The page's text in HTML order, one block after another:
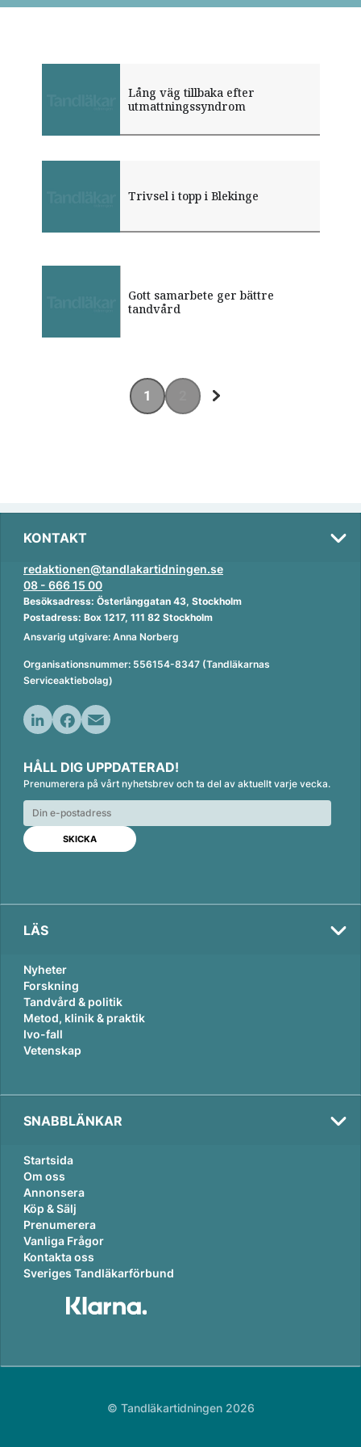
Lång väg tillbaka efter
utmattningssyndrom
Trivsel i topp i Blekinge
Så påverkas ditt arbete av hur
du sover
Buller mer stressande än farligt
Gott samarbete ger bättre
tandvård
1
KONTAKT
redaktionen@tandlakartidningen.se
08 - 666 15 00
Besöksadress: Österlånggatan 43, Stockholm
Postadress: Box 1217, 111 82 Stockholm
Ansvarig utgivare: Anna Norberg
Organisationsnummer: 556154-8347 (Tandläkarnas
Serviceaktiebolag)
n
k
e
d
n
c
e
b
o
o
k
a
i
l
HÅLL DIG UPPDATERAD!
Prenumerera på vårt nyhetsbrev och ta del av aktuellt varje vecka.
LÄS
Nyheter
Forskning
Tandvård & politik
Metod, klinik & praktik
Ivo-fall
Vetenskap
SNABBLÄNKAR
Startsida
Om oss
Annonsera
Köp & Sälj
Prenumerera
Vanliga Frågor
Kontakta oss
Sveriges Tandläkarförbund
© Tandläkartidningen 2026